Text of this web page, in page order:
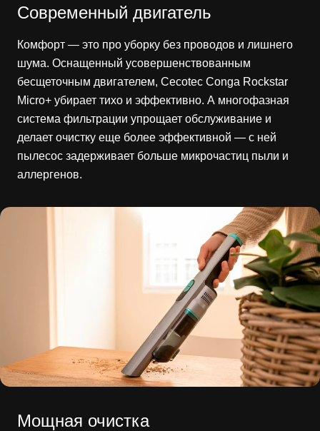
Современный двигатель
Комфорт — это про уборку без проводов и лишнего
шума. Оснащенный усовершенствованным
бесщеточным двигателем, Cecotec Conga Rockstar
Micro+ убирает тихо и эффективно. А многофазная
система фильтрации упрощает обслуживание и
делает очистку еще более эффективной — с ней
пылесос задерживает больше микрочастиц пыли и
аллергенов.
Мощная очистка